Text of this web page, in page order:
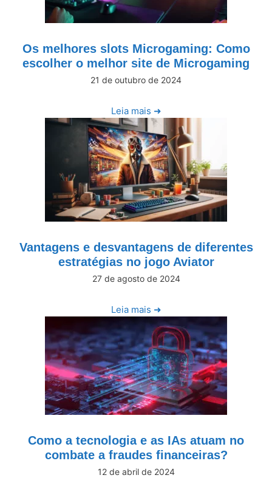
Os melhores slots Microgaming: Como
escolher o melhor site de Microgaming
21 de outubro de 2024
Leia mais ➜
Vantagens e desvantagens de diferentes
estratégias no jogo Aviator
27 de agosto de 2024
Leia mais ➜
Como a tecnologia e as IAs atuam no
combate a fraudes financeiras?
12 de abril de 2024